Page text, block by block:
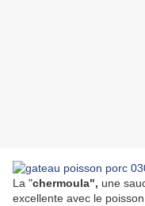
La "chermoula", une
excellente avec le